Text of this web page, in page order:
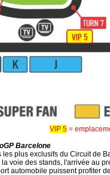
VIP 5=
Barcelone
plus exclusifs du Circuit de
voie des stands, l'arrivée au
automobile puissent profiter